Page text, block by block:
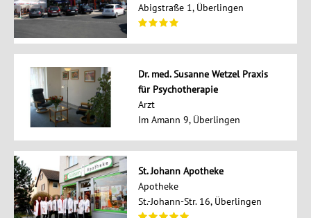
Abigstraße 1, Überlingen
Dr. med. Susanne Wetzel Praxis
für Psychotherapie
Arzt
Im Amann 9, Überlingen
St. Johann Apotheke
Apotheke
St.-Johann-Str. 16, Überlingen